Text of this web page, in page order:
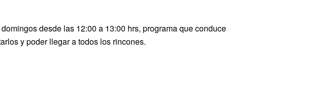
desde las 12:00 a 13:00 hrs, programa que conduce
y poder llegar a todos los rincones.